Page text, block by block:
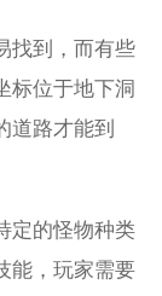
找到，而有些
标位于地下洞
道路才能到
定的怪物种类
能，玩家需要